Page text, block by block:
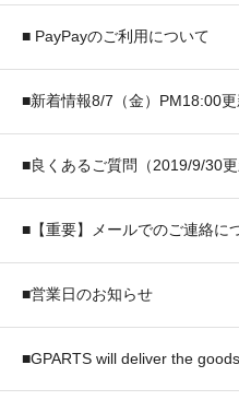
■ PayPayのご利用について
■新着情報8/7（金）PM18:00
■良くあるご質問（2019/9/30更
■【重要】メールでのご連絡に
■営業日のお知らせ
■GPARTS will deliver the